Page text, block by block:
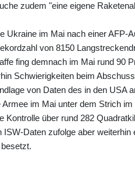
zudem "eine eigene
Ukraine im Mai nach einer AFP-
von 8150
fing demnach im Mai rund 90
Schwierigkeiten beim
von Daten des in den USA
im Mai unter dem Strich
Kontrolle über rund 282
Daten zufolge aber